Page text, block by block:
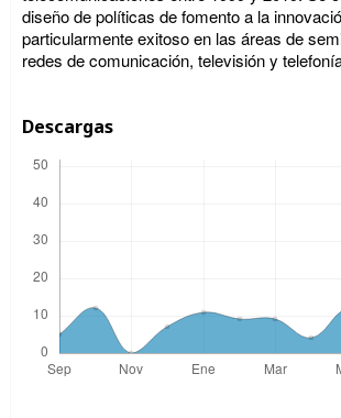
diseño de políticas de fomento a la
particularmente exitoso en las áreas de
redes de comunicación, televisión y
Descargas